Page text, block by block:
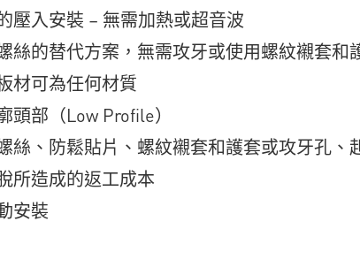
壓入安裝 – 無需加熱或超音波
絲的替代方案，無需攻牙或使用螺紋襯套和
材可為任何材質
頭部（Low Profile）
絲、防鬆貼片、螺紋襯套和護套或攻牙孔、
所造成的返工成本
安裝